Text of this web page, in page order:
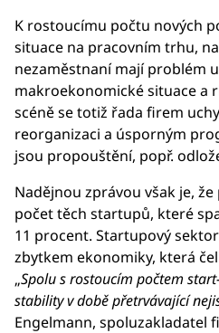
K rostoucímu počtu nových
situace na pracovním trhu,
nezaměstnaní mají problém
makroekonomické situace a
scéně se totiž řada firem
reorganizaci a úsporným
jsou propouštění, popř.
Nadějnou zprávou však je,
počet těch startupů, které
11 procent. Startupový
zbytkem ekonomiky, která
„Spolu s rostoucím počtem
stability v době přetrvávající
Engelmann, spoluzakladatel